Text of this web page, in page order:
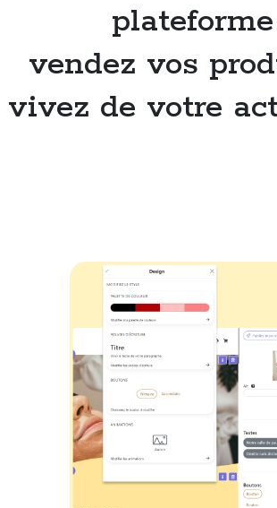
vendez vos
vivez de votre